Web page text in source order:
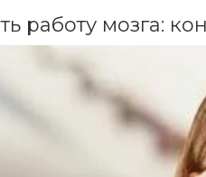
работу мозга: